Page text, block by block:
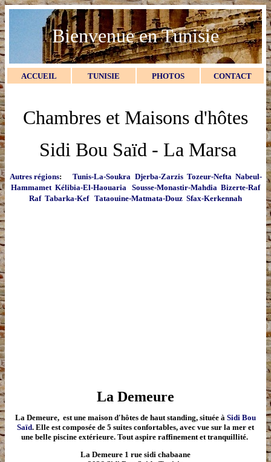
Bienvenue en Tunisie
ACCUEIL TUNISIE PHOTOS CONTACT
Chambres et Maisons d'hôtes
Sidi Bou Saïd - La Marsa
Autres régions: Tunis-La-Soukra Djerba-Zarzis Tozeur-Nefta Nabeul-
Hammamet Kélibia-El-Haouaria Sousse-Monastir-Mahdia Bizerte-Raf
Raf Tabarka-Kef Tataouine-Matmata-Douz Sfax-Kerkennah
La Demeure
La Demeure, est une maison d'hôtes de haut standing, située à Sidi Bou
Saïd. Elle est composée de 5 suites confortables, avec vue sur la mer et
une belle piscine extérieure. Tout aspire raffinement et tranquillité.
La Demeure 1 rue sidi chabaane